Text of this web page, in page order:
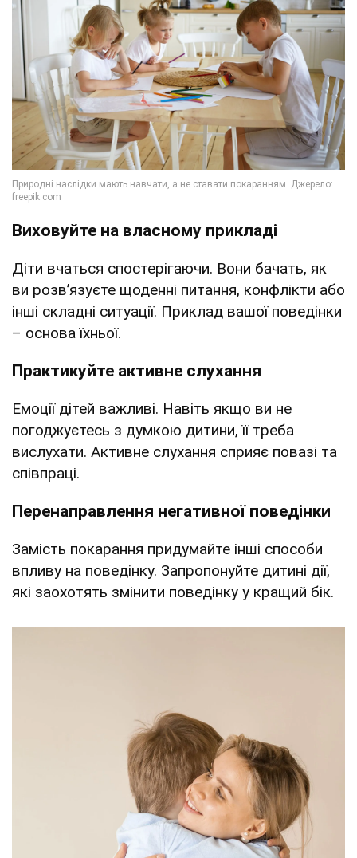
Виховуйте на власному прикладі
Діти вчаться спостерігаючи. Вони бачать, як
ви розв’язуєте щоденні питання, конфлікти або
інші складні ситуації. Приклад вашої поведінки
– основа їхньої.
Практикуйте активне слухання
Емоції дітей важливі. Навіть якщо ви не
погоджуєтесь з думкою дитини, її треба
вислухати. Активне слухання сприяє повазі та
співпраці.
Перенаправлення негативної поведінки
Замість покарання придумайте інші способи
впливу на поведінку. Запропонуйте дитині дії,
які заохотять змінити поведінку у кращий бік.